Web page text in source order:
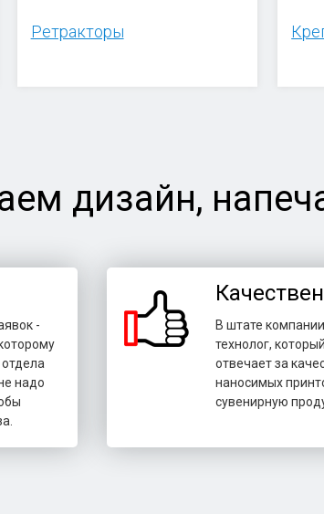
Ретракторы
дизайн,
-
надо
В штате
технолог,
отвечает за
наносимых
сувенирную